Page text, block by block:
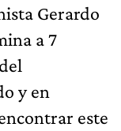
Gerardo
a 7
y en
este